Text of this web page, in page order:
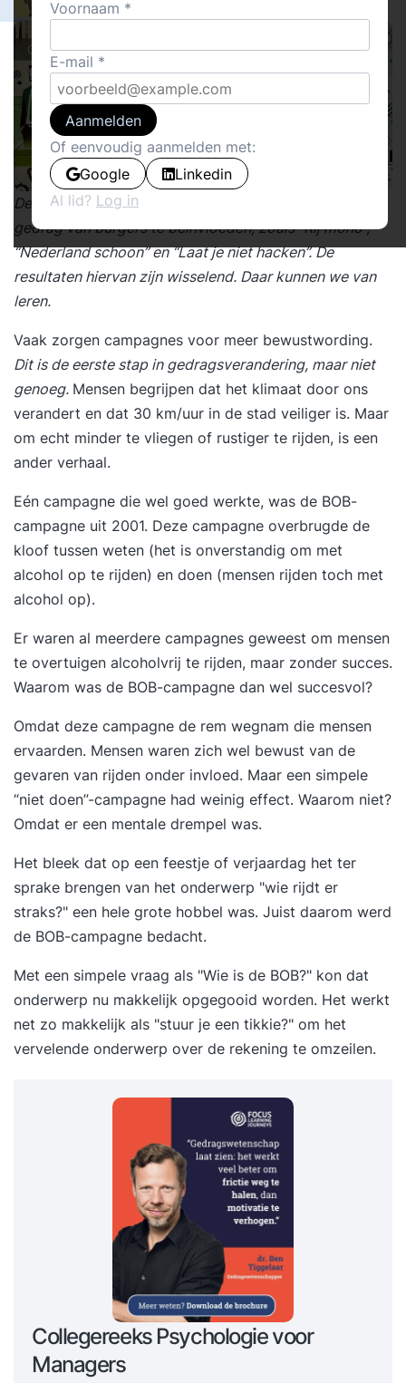
24
Cover stories
De overheid zet verschillende campagnes in om het
gedrag van burgers te beïnvloeden, zoals “Rij mono”,
“Nederland schoon” en “Laat je niet hacken”. De
resultaten hiervan zijn wisselend. Daar kunnen we van
leren.
Vaak zorgen campagnes voor meer bewustwording.
Dit is de eerste stap in gedragsverandering, maar niet
genoeg. Mensen begrijpen dat het klimaat door ons
verandert en dat 30 km/uur in de stad veiliger is. Maar
om echt minder te vliegen of rustiger te rijden, is een
ander verhaal.
Eén campagne die wel goed werkte, was de BOB-
campagne uit 2001. Deze campagne overbrugde de
kloof tussen weten (het is onverstandig om met
alcohol op te rijden) en doen (mensen rijden toch met
alcohol op).
Er waren al meerdere campagnes geweest om mensen
te overtuigen alcoholvrij te rijden, maar zonder succes.
Waarom was de BOB-campagne dan wel succesvol?
Omdat deze campagne de rem wegnam die mensen
ervaarden. Mensen waren zich wel bewust van de
gevaren van rijden onder invloed. Maar een simpele
“niet doen”-campagne had weinig effect. Waarom niet?
Omdat er een mentale drempel was.
Het bleek dat op een feestje of verjaardag het ter
sprake brengen van het onderwerp "wie rijdt er
straks?" een hele grote hobbel was. Juist daarom werd
de BOB-campagne bedacht.
Met een simpele vraag als "Wie is de BOB?" kon dat
onderwerp nu makkelijk opgegooid worden. Het werkt
net zo makkelijk als "stuur je een tikkie?" om het
vervelende onderwerp over de rekening te omzeilen.
Collegereeks Psychologie voor
Managers
Voornaam
E-mail
Aanmelden
Of eenvoudig aanmelden met:
Google
Linkedin
Al lid? Log in